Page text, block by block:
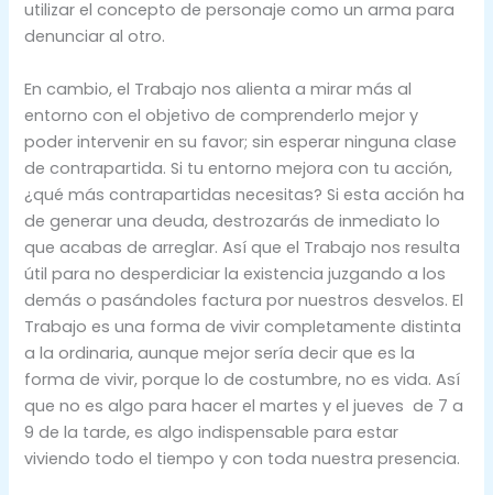
utilizar el concepto de personaje como un arma para
denunciar al otro.
En cambio, el Trabajo nos alienta a mirar más al
entorno con el objetivo de comprenderlo mejor y
poder intervenir en su favor; sin esperar ninguna clase
de contrapartida. Si tu entorno mejora con tu acción,
¿qué más contrapartidas necesitas? Si esta acción ha
de generar una deuda, destrozarás de inmediato lo
que acabas de arreglar. Así que el Trabajo nos resulta
útil para no desperdiciar la existencia juzgando a los
demás o pasándoles factura por nuestros desvelos. El
Trabajo es una forma de vivir completamente distinta
a la ordinaria, aunque mejor sería decir que es la
forma de vivir, porque lo de costumbre, no es vida. Así
que no es algo para hacer el martes y el jueves de 7 a
9 de la tarde, es algo indispensable para estar
viviendo todo el tiempo y con toda nuestra presencia.